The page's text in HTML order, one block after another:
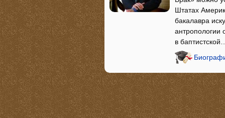
Штатах
бакалавра
антропологии
в